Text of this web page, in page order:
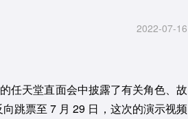
2022-07-16
任天堂直面会中披露了有关角色、故
跳票至 7 月 29 日，这次的演示视频